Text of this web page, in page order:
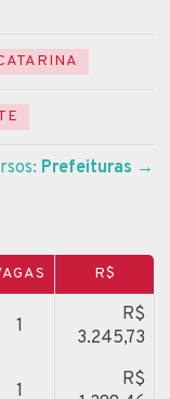
Prefeituras →
R$
1
R$
3.245,73
1
R$